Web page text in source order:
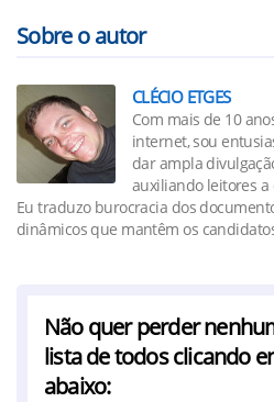
Sobre o autor
CLÉCIO ETGES
Com mais de 10
internet, sou
dar ampla
auxiliando leitores
Eu traduzo burocracia dos
dinâmicos que mantêm os
Não quer perder
lista de todos clicando
abaixo: